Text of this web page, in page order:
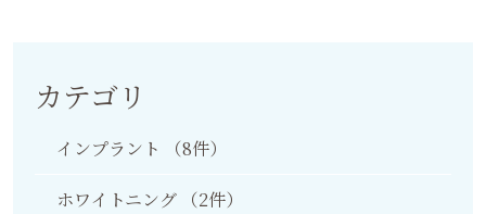
カテゴリ
インプラント （8件）
ホワイトニング （2件）